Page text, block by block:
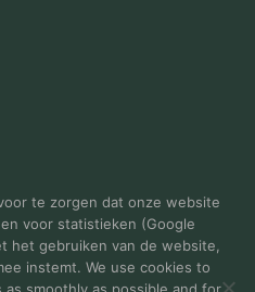
Colofon
Disclaimer
te zorgen dat onze website
voor statistieken (Google
het gebruiken van de website,
instemt. We use cookies to